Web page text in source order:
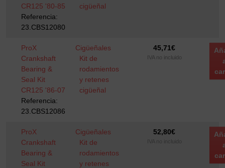
CR125 '80-85
Referencia:
23.CBS12080
cigüeñal
ProX
Crankshaft
Bearing &
Seal Kit
CR125 '86-07
Referencia:
23.CBS12086
Cigüeñales
Kit de
rodamientos
y retenes
cigüeñal
45,71€
IVA no incluido
ProX
Crankshaft
Bearing &
Seal Kit
Cigüeñales
Kit de
rodamientos
y retenes
52,80€
IVA no incluido